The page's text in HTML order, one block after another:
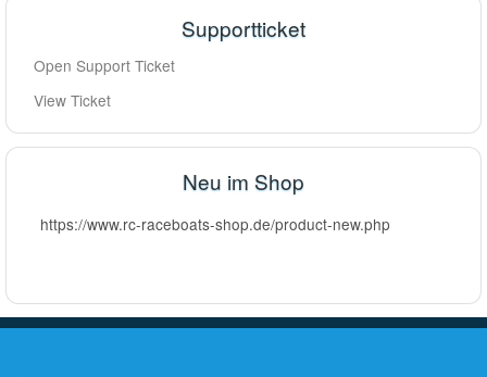
Supportticket
Open Support Ticket
View Ticket
Neu im Shop
https://www.rc-raceboats-shop.de/product-new.php